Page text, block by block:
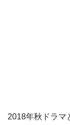
2018年秋ドラマ